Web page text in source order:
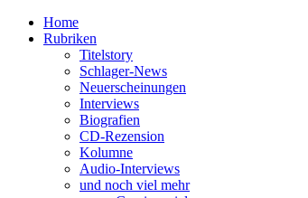
Home
Rubriken
Titelstory
Schlager-News
Neuerscheinungen
Interviews
Biografien
CD-Rezension
Kolumne
Audio-Interviews
und noch viel mehr